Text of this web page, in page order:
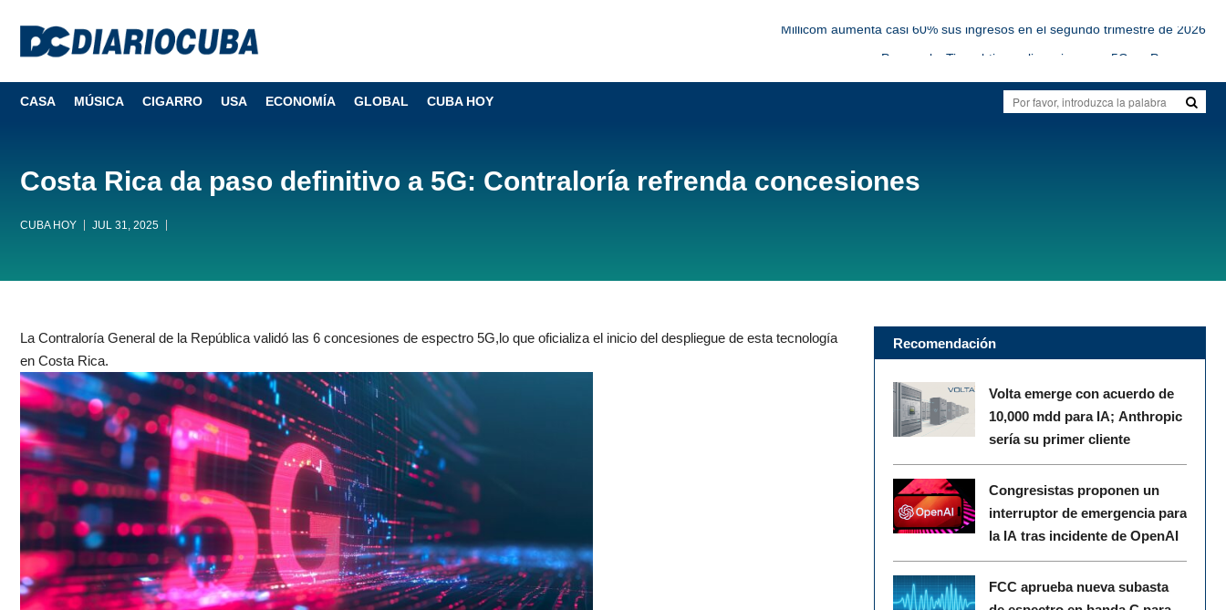
Personal y Tigo obtienen licencias para 5G en Paraguay
SBA se expandirá en Centroamérica con 600 nuevas torres
CASA MÚSICA CIGARRO USA ECONOMÍA GLOBAL CUBA HOY
Costa Rica da paso definitivo a 5G: Contraloría refrenda concesiones
CUBA HOY JUL 31, 2025
La Contraloría General de la República validó las 6 concesiones de espectro 5G,lo que oficializa el inicio del despliegue de esta tecnología
en Costa Rica.
Recomendación
Volta emerge con acuerdo de
10,000 mdd para IA; Anthropic
sería su primer cliente
Congresistas proponen un
interruptor de emergencia para
la IA tras incidente de OpenAI
FCC aprueba nueva subasta